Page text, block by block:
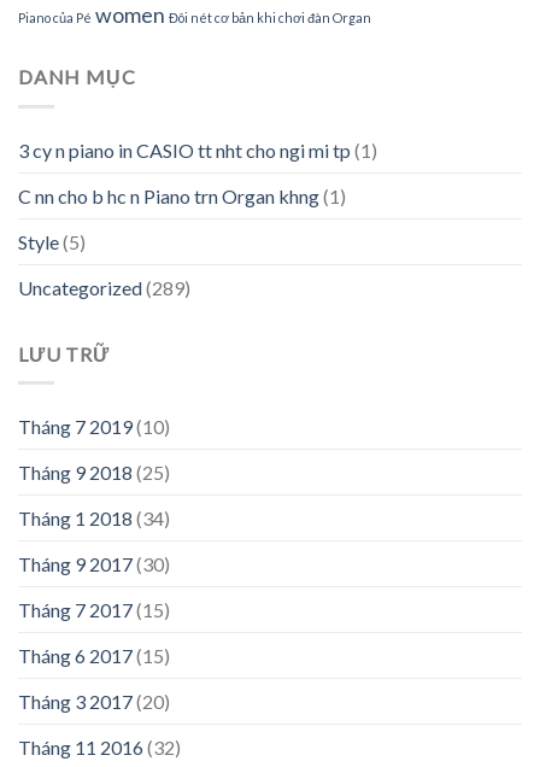
Piano của Pé women Đôi nét cơ bản khi chơi đàn Organ
DANH MỤC
3 cy n piano in CASIO tt nht cho ngi mi tp (1)
C nn cho b hc n Piano trn Organ khng(1)
Style(5)
Uncategorized(289)
LƯU TRỮ
Tháng 7 2019(10)
Tháng 9 2018 (25)
Tháng 1 2018 (34)
Tháng 9 2017(30)
Tháng 7 2017(15)
Tháng 6 2017(15)
Tháng 3 2017(20)
Tháng 11 2016(32)